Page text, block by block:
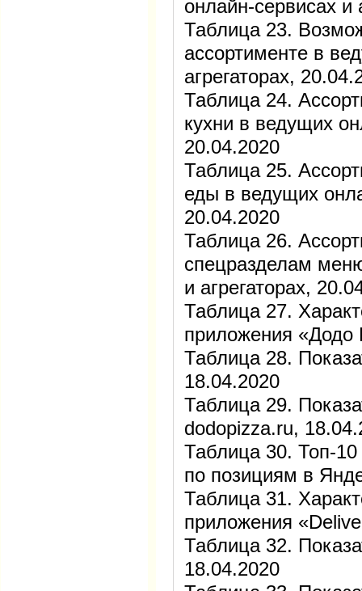
онлайн-сервисах и
Таблица 23.
ассортименте в
агрегаторах,
Таблица 24.
кухни в ведущих
20.04.2020
Таблица 25.
еды в ведущих
20.04.2020
Таблица 26.
спецразделам
и агрегаторах,
Таблица 27.
приложения «Додо
Таблица 28.
18.04.2020
Таблица 29.
dodopizza.ru,
Таблица 30. Топ-
по позициям в
Таблица 31.
приложения
Таблица 32.
18.04.2020